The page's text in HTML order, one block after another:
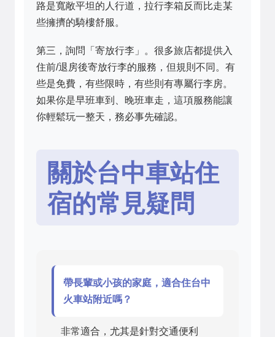
路是寬敞平坦的人行道，拉行李箱反而比走某
些擁擠的騎樓舒服。
第三，詢問「寄放行李」。很多旅店都提供入
住前/退房後寄放行李的服務，但規則不同。有
些是免費，有些限時，有些則有專屬行李房。
如果你是早班車到、晚班車走，這項服務能讓
你輕鬆玩一整天，務必事先確認。
關於台中車站住
宿的常見疑問
帶長輩或小孩的家庭，適合住台中
火車站附近嗎？
非常適合，尤其是針對交通便利